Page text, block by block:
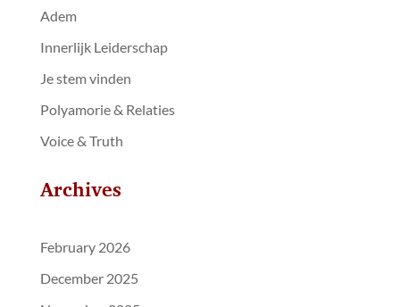
Adem
Innerlijk Leiderschap
Je stem vinden
Polyamorie & Relaties
Voice & Truth
Archives
February 2026
December 2025